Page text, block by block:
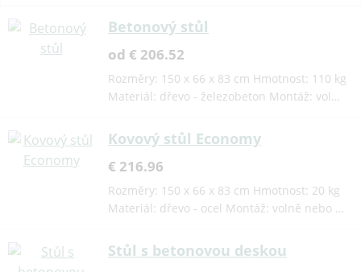
Betonový stůl
od € 206.52
Rozměry: 150 x 66 x 83 cm Hmotnost: 110 kg
Materiál: dřevo - železobeton Montáž: vol…
Kovový stůl Economy
€ 216.96
Rozměry: 150 x 66 x 83 cm Hmotnost: 20 kg
Materiál: dřevo - ocel Montáž: volně nebo …
Stůl s betonovou deskou